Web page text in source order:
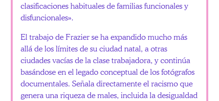
clasificaciones habituales de familias funcionales y
disfuncionales».
El trabajo de Frazier se ha expandido mucho más
allá de los límites de su ciudad natal, a otras
ciudades vacías de la clase trabajadora, y continúa
basándose en el legado conceptual de los fotógrafos
documentales. Señala directamente el racismo que
genera una riqueza de males, incluida la desigualdad